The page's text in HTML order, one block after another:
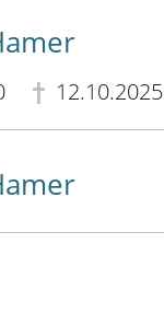
12.10.2025